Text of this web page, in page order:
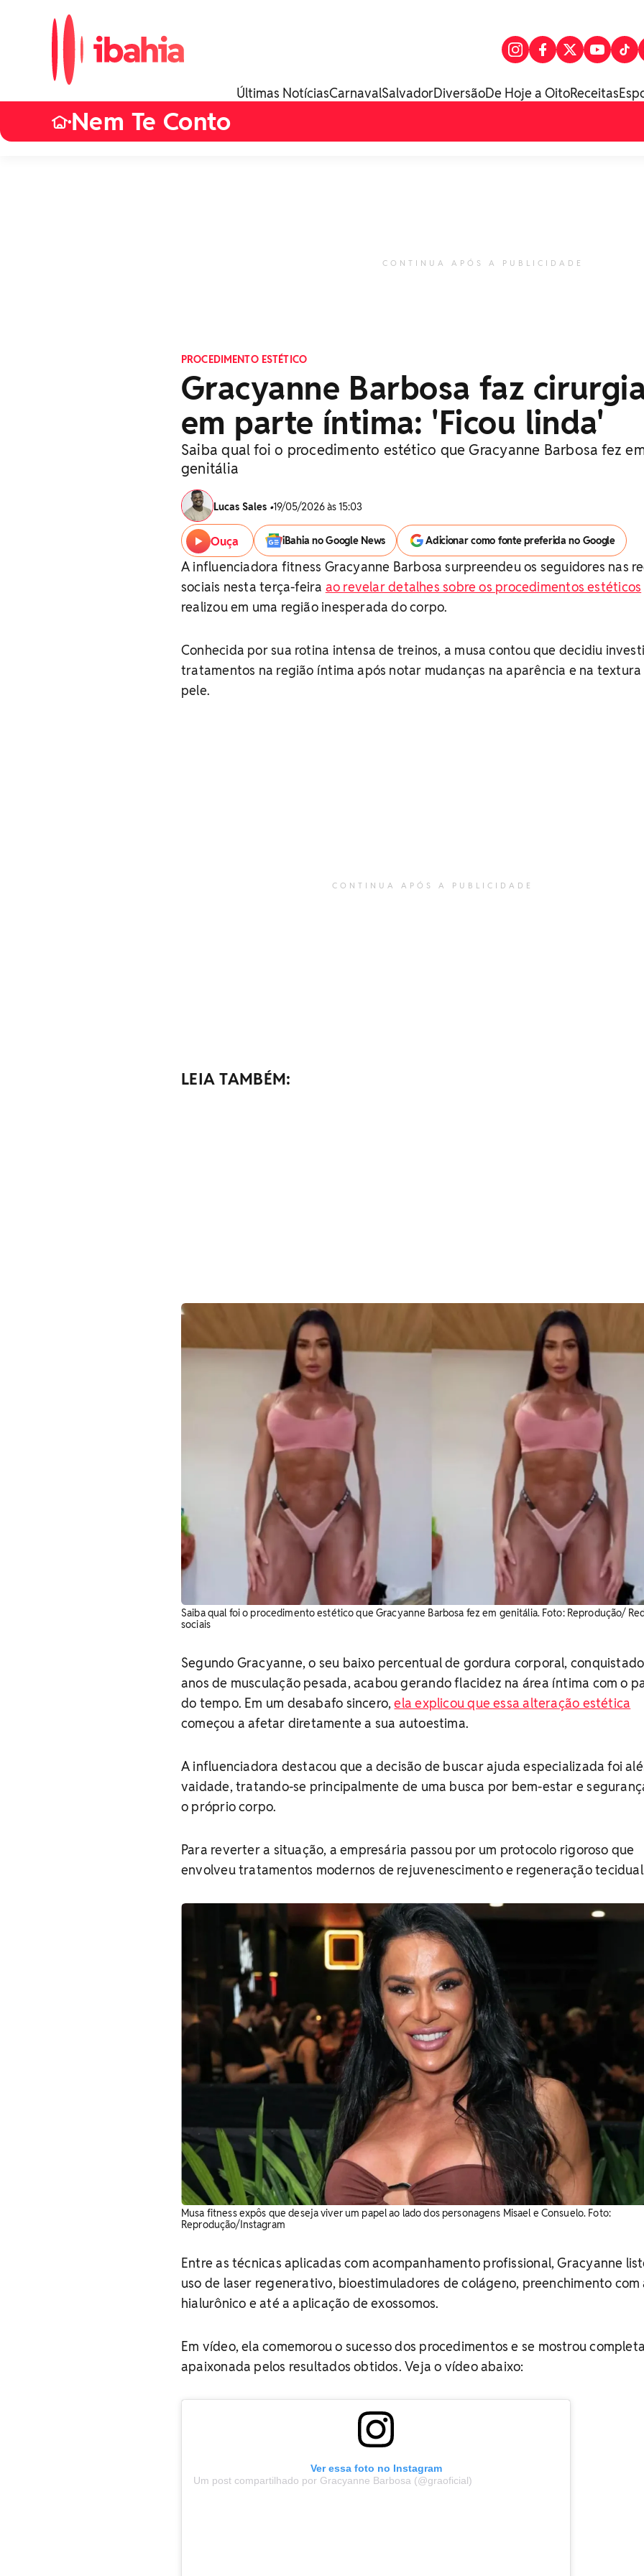
Últimas NotíciasCarnavalSalvadorDiversãoDe Hoje a OitoReceitas
•Nem Te Conto
CONTINUA APÓS A PUBLICIDADE
PROCEDIMENTO ESTÉTICO
Gracyanne Barbosa faz
em parte íntima: 'Ficou linda'
Saiba qual foi o procedimento estético que Gracyanne Barbosa fez
genitália
Lucas Sales •19/05/2026 às 15:03
Ouça iBahia no Google News Adicionar como fonte preferida no Google
A influenciadora fitness Gracyanne Barbosa surpreendeu os seguidores nas
sociais nesta terça-feira ao revelar detalhes sobre os procedimentos estéticos
realizou em uma região inesperada do corpo.
Conhecida por sua rotina intensa de treinos, a musa contou que decidiu
tratamentos na região íntima após notar mudanças na aparência e na textura
pele.
CONTINUA APÓS A PUBLICIDADE
LEIA TAMBÉM:
Saiba qual foi o procedimento estético que Gracyanne Barbosa fez em genitália. Foto: Reprodução/
sociais
Segundo Gracyanne, o seu baixo percentual de gordura corporal,
anos de musculação pesada, acabou gerando flacidez na área íntima com o
do tempo. Em um desabafo sincero,ela explicou que essa alteração estética
começou a afetar diretamente a sua autoestima.
A influenciadora destacou que a decisão de buscar ajuda especializada foi
vaidade, tratando-se principalmente de uma busca por bem-estar e
o próprio corpo.
Para reverter a situação, a empresária passou por um protocolo rigoroso que
envolveu tratamentos modernos de rejuvenescimento e regeneração
Musa fitness expôs que deseja viver um papel ao lado dos personagens Misael e Consuelo. ​Foto:
Reprodução/Instagram
Entre as técnicas aplicadas com acompanhamento profissional, Gracyanne
uso de laser regenerativo, bioestimuladores de colágeno, preenchimento com
hialurônico e até a aplicação de exossomos.
Em vídeo, ela comemorou o sucesso dos procedimentos e se mostrou
apaixonada pelos resultados obtidos. Veja o vídeo abaixo:
Ver essa foto no Instagram
Um post compartilhado por Gracyanne Barbosa (@graoficial)